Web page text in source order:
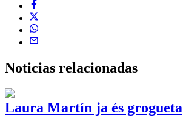
Noticias relacionadas
Laura Martín ja és grogueta